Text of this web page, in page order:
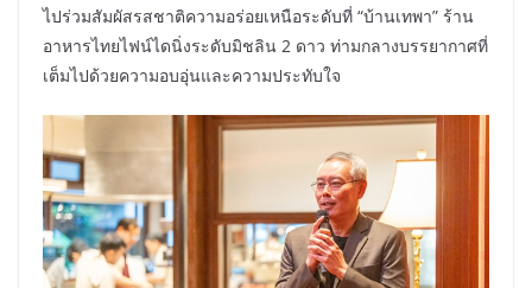
ไปร่วมสัมผัสรสชาติความอร่อยเหนือระดับที่ “บ้านเทพา” ร้าน
อาหารไทยไฟน์ไดนิ่งระดับมิชลิน 2 ดาว ท่ามกลางบรรยากาศที่
เต็มไปด้วยความอบอุ่นและความประทับใจ